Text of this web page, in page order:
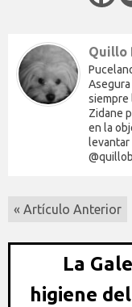
Quillo
siempre
Zidane
en la
levantar
« Artículo Anterior
La
higiene